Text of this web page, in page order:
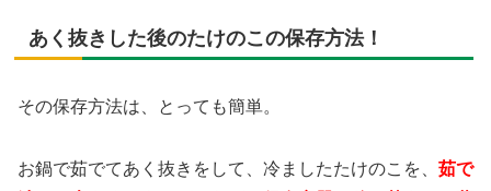
あく抜きした後のたけのこの保存方法！
その保存方法は、とっても簡単。
お鍋で茹でてあく抜きをして、冷ましたたけのこを、 茹で